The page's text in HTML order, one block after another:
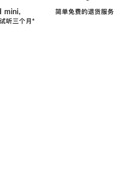
，
听三个月脚
⁺
简单免费的退货服务